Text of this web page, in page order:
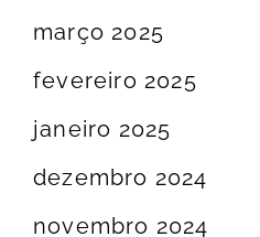
março 2025
fevereiro 2025
janeiro 2025
dezembro 2024
novembro 2024